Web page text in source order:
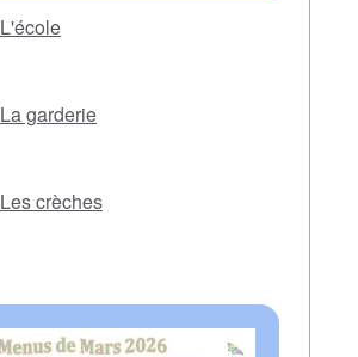
L'école
La garderie
Les crèches